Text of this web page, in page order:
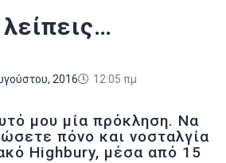
2016 12:05 πμ
μου μία πρόκληση. Να
πόνο και νοσταλγία
Highbury, μέσα από 15